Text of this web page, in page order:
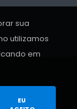
Reservados.
sua
utilizamos
em
EU